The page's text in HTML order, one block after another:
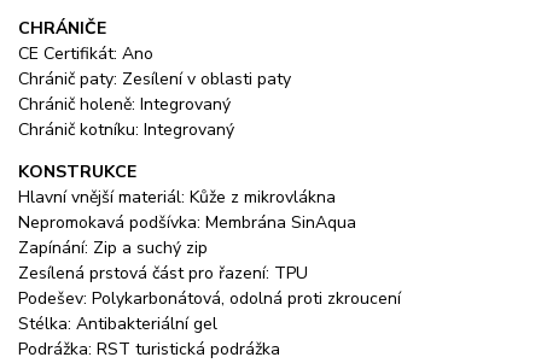
CHRÁNIČE
CE Certifikát: Ano
Chránič paty: Zesílení v oblasti paty
Chránič holeně: Integrovaný
Chránič kotníku: Integrovaný
KONSTRUKCE
Hlavní vnější materiál: Kůže z mikrovlákna
Nepromokavá podšívka: Membrána SinAqua
Zapínání: Zip a suchý zip
Zesílená prstová část pro řazení: TPU
Podešev: Polykarbonátová, odolná proti zkroucení
Stélka: Antibakteriální gel
Podrážka: RST turistická podrážka